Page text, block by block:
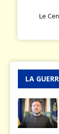
LA